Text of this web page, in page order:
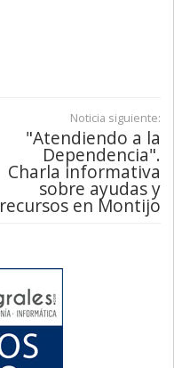
Noticia siguiente:
"Atendiendo a la
Dependencia".
Charla informativa
sobre ayudas y
recursos en Montijo